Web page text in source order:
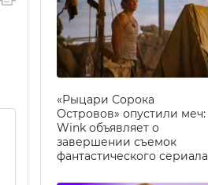
«Рыцари Сорока
Островов» опустили меч:
Wink объявляет о
завершении съемок
фантастического сериала